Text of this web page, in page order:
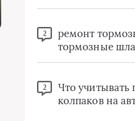
2
ремонт
тормозные
2
Что учитывать
колпаков на